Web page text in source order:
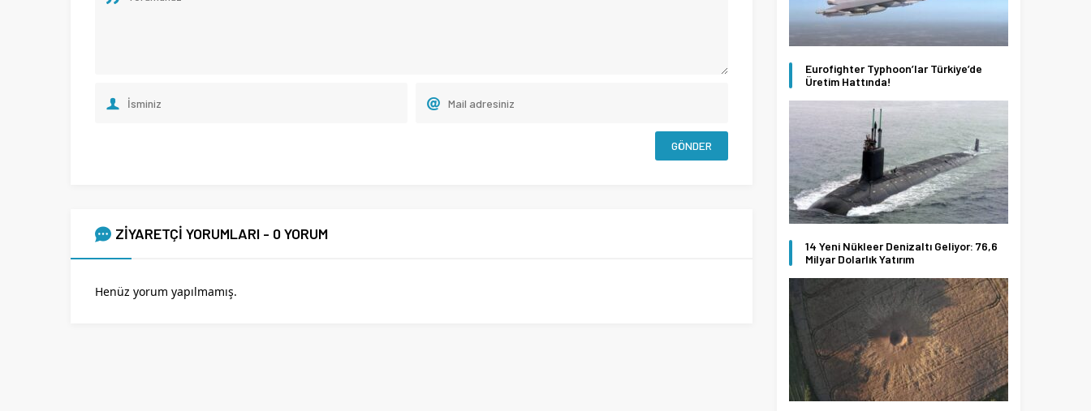
ZİYARETÇİ YORUMLARI - 0 YORUM
Henüz yorum yapılmamış.
Eurofighter Typhoon’lar Türkiye’de
Üretim Hattında!
14 Yeni Nükleer Denizaltı Geliyor: 76,6
Milyar Dolarlık Yatırım